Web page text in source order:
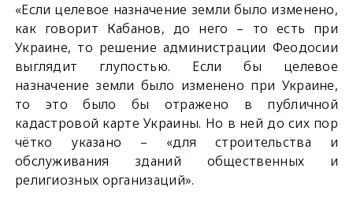
«Если целевое назначение земли было изменено,
как говорит Кабанов, до него – то есть при
Украине, то решение администрации Феодосии
выглядит глупостью. Если бы целевое
назначение земли было изменено при Украине,
то это было бы отражено в публичной
кадастровой карте Украины. Но в ней до сих пор
чётко указано – «для строительства и
обслуживания зданий общественных и
религиозных организаций».